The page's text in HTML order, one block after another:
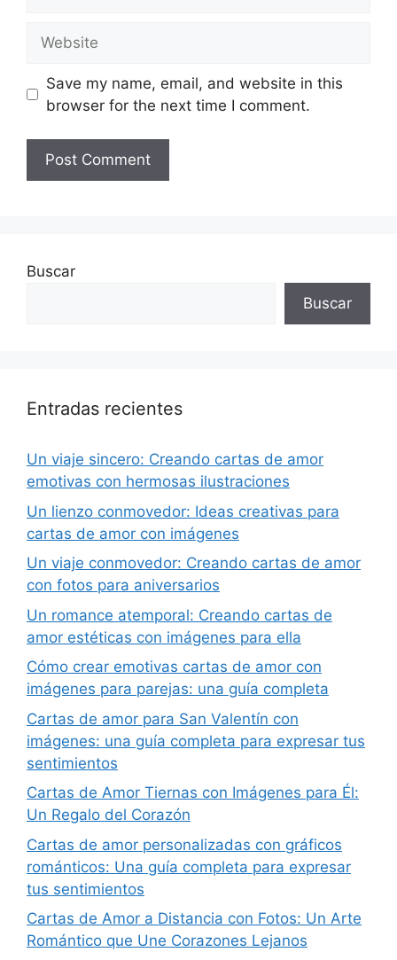
Save my name, email, and website in this
browser for the next time I comment.
Buscar
Buscar
Entradas recientes
Un viaje sincero: Creando cartas de amor
emotivas con hermosas ilustraciones
Un lienzo conmovedor: Ideas creativas para
cartas de amor con imágenes
Un viaje conmovedor: Creando cartas de amor
con fotos para aniversarios
Un romance atemporal: Creando cartas de
amor estéticas con imágenes para ella
Cómo crear emotivas cartas de amor con
imágenes para parejas: una guía completa
Cartas de amor para San Valentín con
imágenes: una guía completa para expresar tus
sentimientos
Cartas de Amor Tiernas con Imágenes para Él:
Un Regalo del Corazón
Cartas de amor personalizadas con gráficos
románticos: Una guía completa para expresar
tus sentimientos
Cartas de Amor a Distancia con Fotos: Un Arte
Romántico que Une Corazones Lejanos